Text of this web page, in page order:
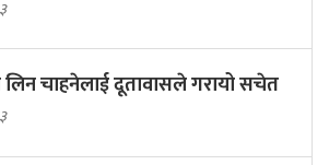
चाहनेलाई दूतावासले गरायो सचेत